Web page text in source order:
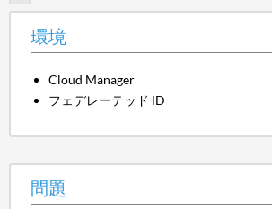
環境
Cloud Manager
フェデレーテッド ID
問題